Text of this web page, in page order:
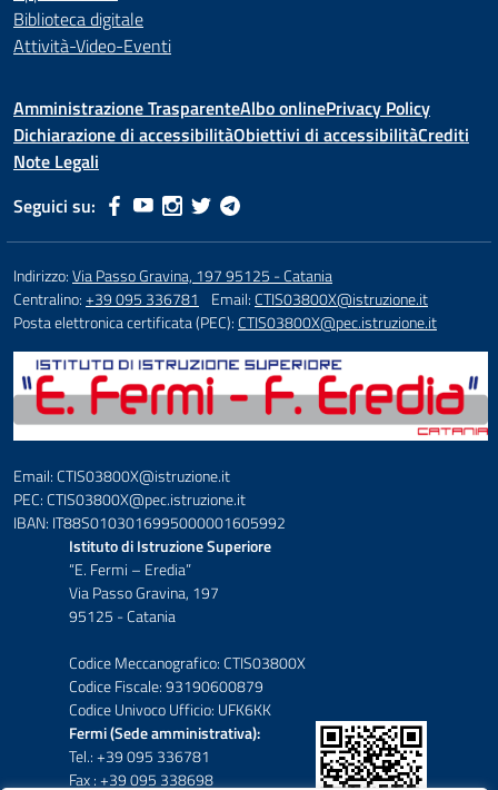
Biblioteca digitale
Attività-Video-Eventi
Amministrazione TrasparenteAlbo onlinePrivacy Policy
Dichiarazione di accessibilitàObiettivi di accessibilitàCrediti
Note Legali
Seguici su:
Indirizzo:Via Passo Gravina, 197 95125 - Catania
Centralino:+39 095 336781 Email:CTIS03800X@istruzione.it
Posta elettronica certificata (PEC):CTIS03800X@pec.istruzione.it
Email: CTIS03800X@istruzione.it
PEC: CTIS03800X@pec.istruzione.it
IBAN: IT88S0103016995000001605992
Istituto di Istruzione Superiore
“E. Fermi – Eredia”
Via Passo Gravina, 197
95125 - Catania
Codice Meccanografico: CTIS03800X
Codice Fiscale: 93190600879
Codice Univoco Ufficio: UFK6KK
Fermi (Sede amministrativa):
Tel.: +39 095 336781
Fax : +39 095 338698